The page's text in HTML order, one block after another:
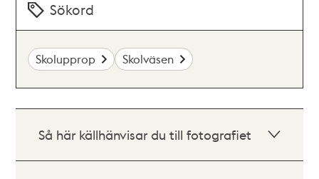
Sökord
Skolupprop Skolväsen
Så här källhänvisar du till fotografiet